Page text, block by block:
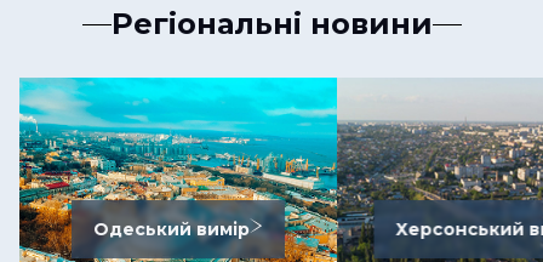
Регіональні новини
Одеський вимір Херсонський